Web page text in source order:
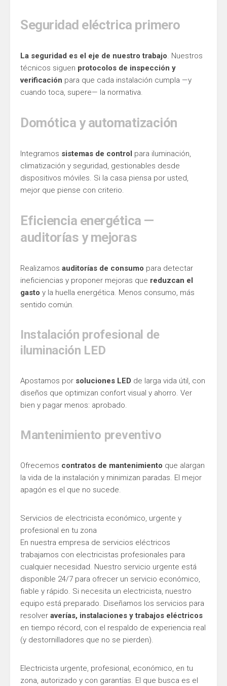
Seguridad eléctrica primero
La seguridad es el eje de nuestro trabajo. Nuestros
técnicos siguen protocolos de inspección y
verificación para que cada instalación cumpla —y
cuando toca, supere— la normativa.
Domótica y automatización
Integramos sistemas de control para iluminación,
climatización y seguridad, gestionables desde
dispositivos móviles. Si la casa piensa por usted,
mejor que piense con criterio.
Eficiencia energética —
auditorías y mejoras
Realizamos auditorías de consumo para detectar
ineficiencias y proponer mejoras que reduzcan el
gasto y la huella energética. Menos consumo, más
sentido común.
Instalación profesional de
iluminación LED
Apostamos por soluciones LED de larga vida útil, con
diseños que optimizan confort visual y ahorro. Ver
bien y pagar menos: aprobado.
Mantenimiento preventivo
Ofrecemos contratos de mantenimiento que alargan
la vida de la instalación y minimizan paradas. El mejor
apagón es el que no sucede.
Servicios de electricista económico, urgente y
profesional en tu zona
En nuestra empresa de servicios eléctricos
trabajamos con electricistas profesionales para
cualquier necesidad. Nuestro servicio urgente está
disponible 24/7 para ofrecer un servicio económico,
fiable y rápido. Si necesita un electricista, nuestro
equipo está preparado. Diseñamos los servicios para
resolver averías, instalaciones y trabajos eléctricos
en tiempo récord, con el respaldo de experiencia real
(y destornilladores que no se pierden).
Electricista urgente, profesional, económico, en tu
zona, autorizado y con garantías. El que busca es el